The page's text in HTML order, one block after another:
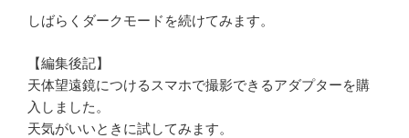
しばらくダークモードを続けてみます。
【編集後記】
天体望遠鏡につけるスマホで撮影できるアダプターを購
入しました。
天気がいいときに試してみます。